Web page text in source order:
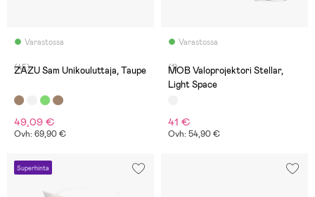
Varastossa
(45)
ZAZU Sam Unikouluttaja, Taupe
49,09 €
Ovh: 69,90 €
Varastossa
(1)
MOB Valoprojektori Stellar,
Light Space
41 €
Ovh: 54,90 €
Superhinta